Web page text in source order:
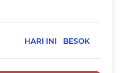
HARI INI BESOK